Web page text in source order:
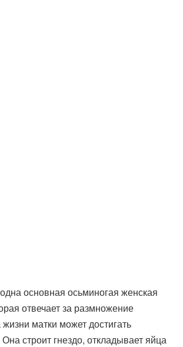
основная осьминогая женская
отвечает за размножение
матки может достигать
Она строит гнездо, откладывает яйца